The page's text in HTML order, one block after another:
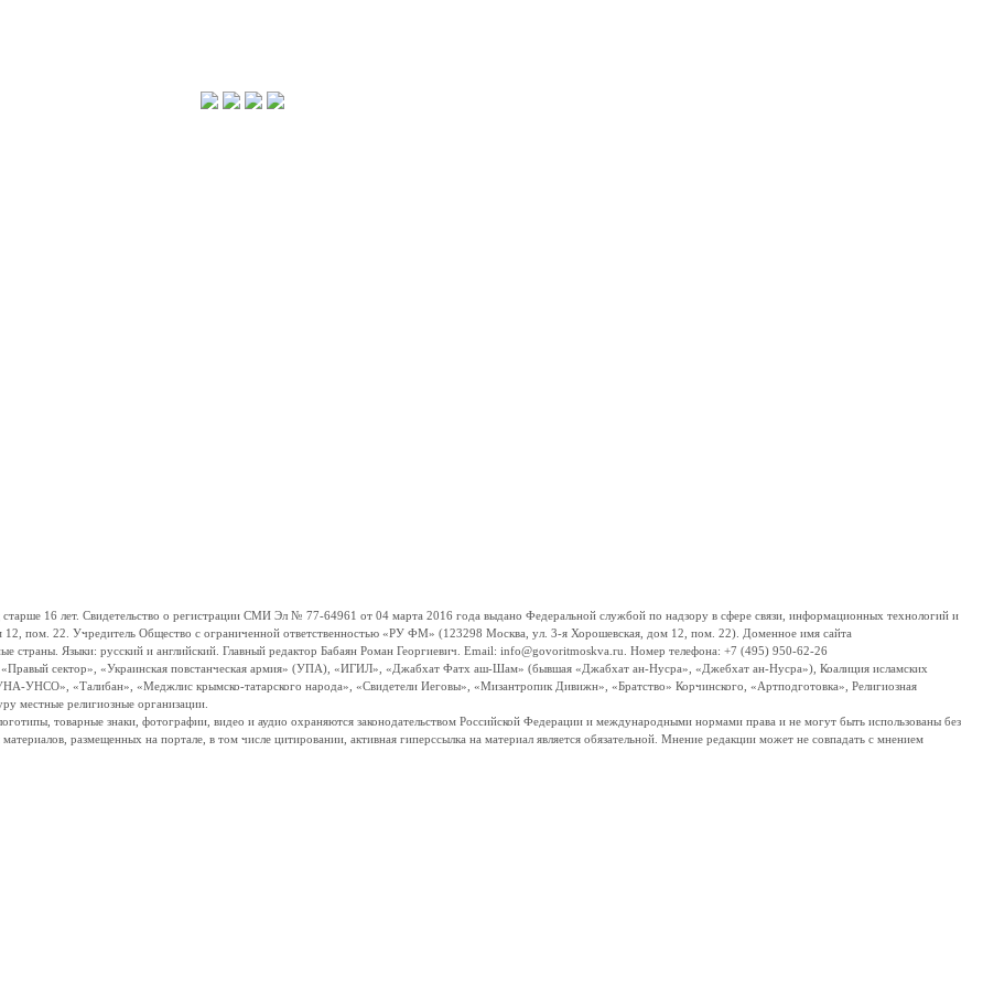
16 лет. Свидетельство о регистрации СМИ Эл № 77-64961 от 04 марта 2016 года выдано Федеральной службой по надзору в сфере связи, информационных технологий и
пом. 22. Учредитель Общество с ограниченной ответственностью «РУ ФМ» (123298 Москва, ул. 3-я Хорошевская, дом 12, пом. 22). Доменное имя сайта
страны. Языки: русский и английский. Главный редактор Бабаян Роман Георгиевич. Email: info@govoritmoskva.ru. Номер телефона: +7 (495) 950-62-26
«Правый сектор», «Украинская повстанческая армия» (УПА), «ИГИЛ», «Джабхат Фатх аш-Шам» (бывшая «Джабхат ан-Нусра», «Джебхат ан-Нусра»), Коалиция исламских
УНСО», «Талибан», «Меджлис крымско-татарского народа», «Свидетели Иеговы», «Мизантропик Дивижн», «Братство» Корчинского, «Артподготовка», Религиозная
местные религиозные организации.
товарные знаки, фотографии, видео и аудио охраняются законодательством Российской Федерации и международными нормами права и не могут быть использованы без
размещенных на портале, в том числе цитировании, активная гиперссылка на материал является обязательной. Мнение редакции может не совпадать с мнением